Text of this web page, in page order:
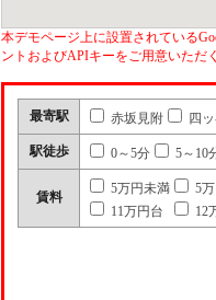
本デモページ上に設置されている
ントおよびAPIキーをご用意いただ
最寄駅 赤坂見附 四
駅徒歩 0～5分 5～10
賃料
5万円未満
5
11万円台
12